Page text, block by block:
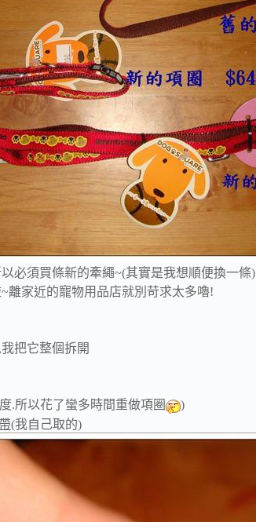
必須買條新的牽繩~(其實是我想順便換一條)
離家近的寵物用品店就別苛求太多嚕!
把它整個拆開
.所以花了蠻多時間重做項圈
)
(我自己取的)